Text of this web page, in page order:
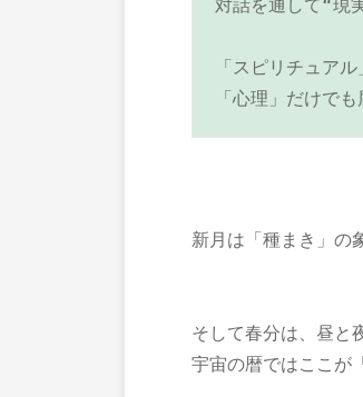
対話を通して“現
「スピリチュアル
「心理」だけで
新月は「種まき」の
そして春分は、昼と
宇宙の暦ではここが